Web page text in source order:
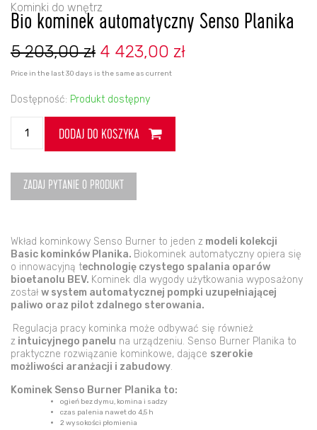
Kominki do wnętrz
Bio kominek automatyczny Senso Planika
5 203,00zł Pierwotna
cena
wynosiła:
203,00 zł.
4 423,00 złAktualna
Price in the last 30 days is the same as current
Dostępność: Produkt dostępny
kominek
automatyczny
Senso
Planika
DODAJ DO KOSZYKA
ZADAJ PYTANIE O PRODUKT
Wkład kominkowy Senso Burner to jeden z modeli kolekcji
Basic kominków Planika. Biokominek automatyczny opiera się
o innowacyjną technologię czystego spalania oparów
bioetanolu BEV. Kominek dla wygody użytkowania wyposażony
został w system automatycznej pompki uzupełniającej
paliwo oraz pilot zdalnego sterowania.
Regulacja pracy kominka może odbywać się również
z intuicyjnego panelu na urządzeniu. Senso Burner Planika to
praktyczne rozwiązanie kominkowe, dające szerokie
możliwości aranżacji i zabudowy.
Kominek Senso Burner Planika to:
ogień bez dymu, komina i sadzy
czas palenia nawet do 4,5 h
2 wysokości płomienia